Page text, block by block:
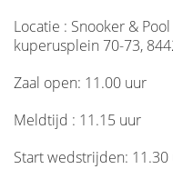
Locatie : Snooker &
kuperusplein 70-73,
Zaal open: 11.00 uur
Meldtijd : 11.15 uur
Start wedstrijden: 11.30